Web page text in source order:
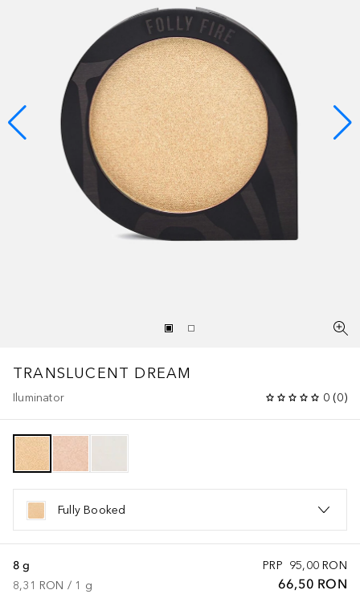
TRANSLUCENT DREAM
Iluminator 0 (0)
Fully Booked
PRP 95,00 RON
66,50 RON
8 g
8,31 RON / 1 g